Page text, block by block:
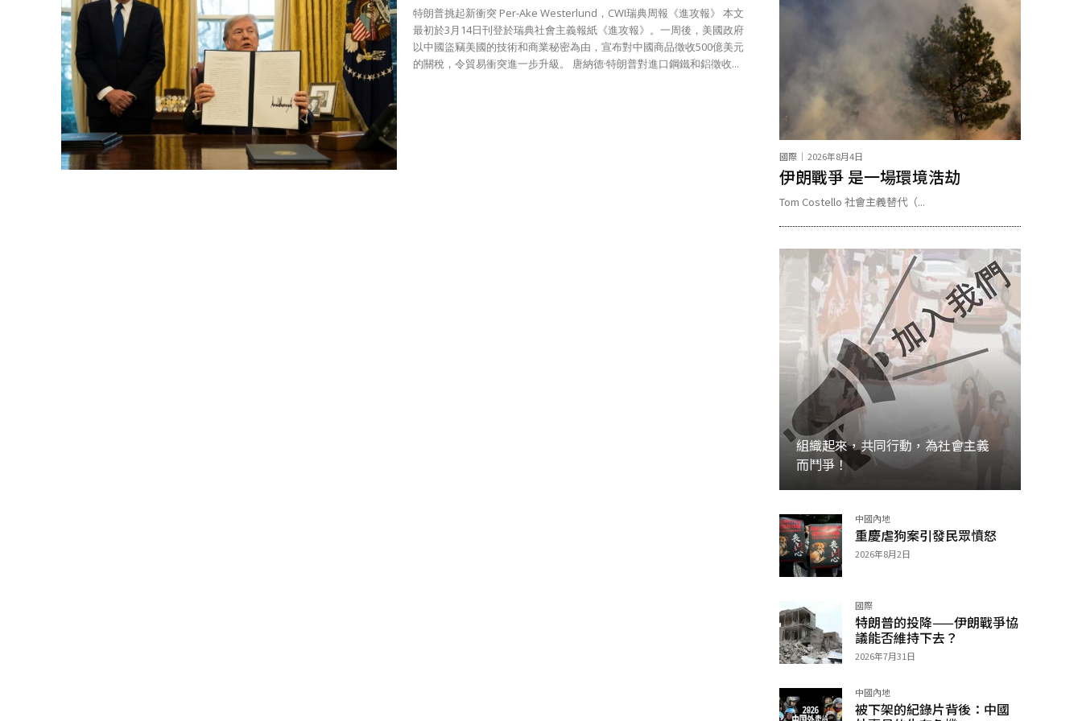
特朗普挑起新衝突 Per-Ake Westerlund，CWI瑞典周報《進攻報》 本文
最初於3月14日刊登於瑞典社會主義報紙《進攻報》。一周後，美國政府
以中國盜竊美國的技術和商業秘密為由，宣布對中國商品徵收500億美元
的關稅，令貿易衝突進一步升級。 唐納德·特朗普對進口鋼鐵和鋁徵收...
國際 2026年8月4日
伊朗戰爭 是一場環境浩劫
Tom Costello 社會主義替代（...
組織起來，共同行動，為社會主義
而鬥爭！
加入 中國內地
重慶虐狗案引發民眾憤怒
2026年8月2日
國際
特朗普的投降——伊朗戰爭協
議能否維持下去？
2026年7月31日
中國內地
被下架的紀錄片背後：中國